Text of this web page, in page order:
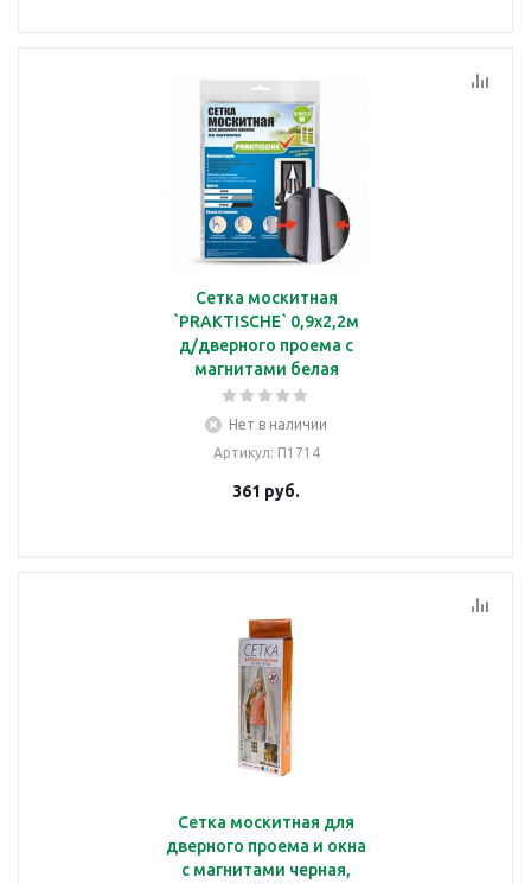
Сетка москитная
`PRAKTISCHE` 0,9х2,2м
д/дверного проема с
магнитами белая
Нет в наличии
Артикул: П1714
361 руб.
Сетка москитная для
дверного проема и окна
с магнитами черная,